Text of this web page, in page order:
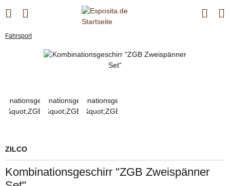
Fahrsport
ZILCO
Kombinationsgeschirr "ZGB Zweispänner